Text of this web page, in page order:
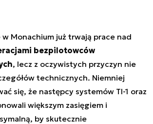
Monachium już trwają prace nad
bezpilotowców
, lecz z oczywistych przyczyn nie
technicznych. Niemniej
się, że następcy systemów TI-1 oraz
większym zasięgiem i
by skutecznie